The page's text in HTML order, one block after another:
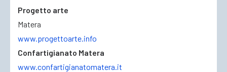
Progetto arte
Matera
www.progettoarte.info
Confartigianato Matera
www.confartigianatomatera.it